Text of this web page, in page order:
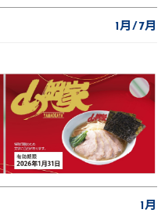
1月 7月
1月